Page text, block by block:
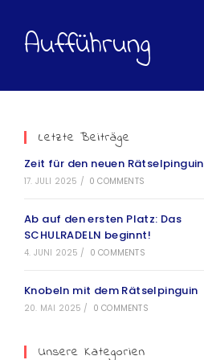
Aufführung
Letzte Beiträge
Zeit für den neuen Rätselpinguin
17. JULI 2025 / 0 COMMENTS
Ab auf den ersten Platz: Das
SCHULRADELN beginnt!
4. JUNI 2025 / 0 COMMENTS
Knobeln mit dem Rätselpinguin
20. MAI 2025 / 0 COMMENTS
Unsere Kategorien